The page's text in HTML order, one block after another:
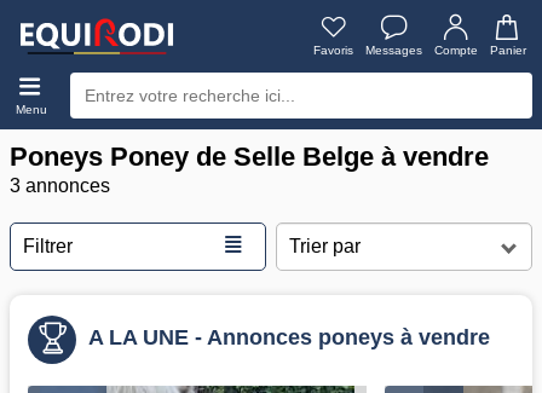
Favoris Messages Compte Panier
Menu
Poneys Poney de Selle Belge à vendre
3 annonces
Filtrer ≣
A LA UNE - Annonces poneys à vendre